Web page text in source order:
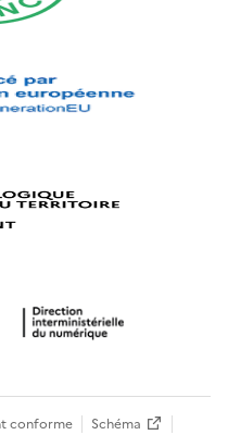
conforme
Schéma